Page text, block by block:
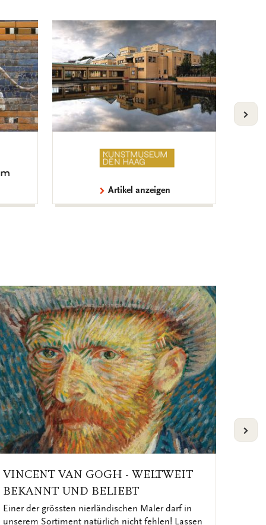
Artikel anzeigen
VINCENT VAN GOGH - WELTWEIT
BEKANNT UND BELIEBT
Einer der grössten nierländischen Maler darf in
unserem Sortiment natürlich nicht fehlen! Lassen